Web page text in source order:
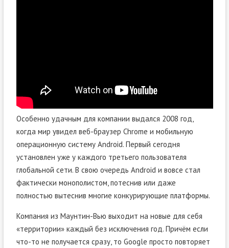
Особенно удачным для компании выдался 2008 год,
когда мир увидел веб-браузер Chrome и мобильную
операционную систему Android. Первый сегодня
установлен уже у каждого третьего пользователя
глобальной сети. В свою очередь Android и вовсе стал
фактически монополистом, потеснив или даже
полностью вытеснив многие конкурирующие платформы.
Компания из Маунтин-Вью выходит на новые для себя
«территории» каждый без исключения год. Причём если
что-то не получается сразу, то Google просто повторяет